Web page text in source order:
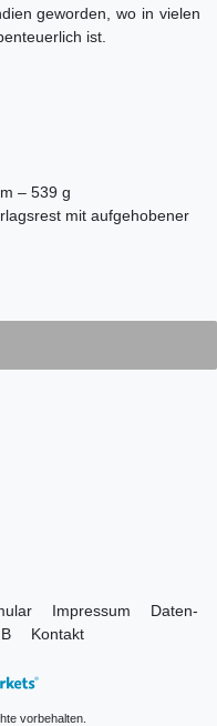
geworden, wo in vielen
ist.
– 539 g
mit aufgehobener
Impressum
Daten­
Kontakt
vorbehalten.